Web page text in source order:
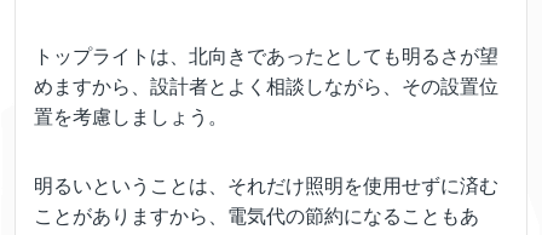
トップライトは、北向きであったとしても明るさが望
めますから、設計者とよく相談しながら、その設置位
置を考慮しましょう。
明るいということは、それだけ照明を使用せずに済む
ことがありますから、電気代の節約になることもあ